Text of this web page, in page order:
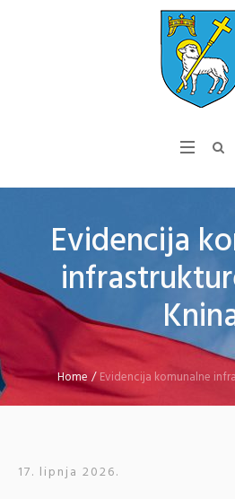
Evidencija
Home/Evidencija komunalne
17. lipnja 2026.